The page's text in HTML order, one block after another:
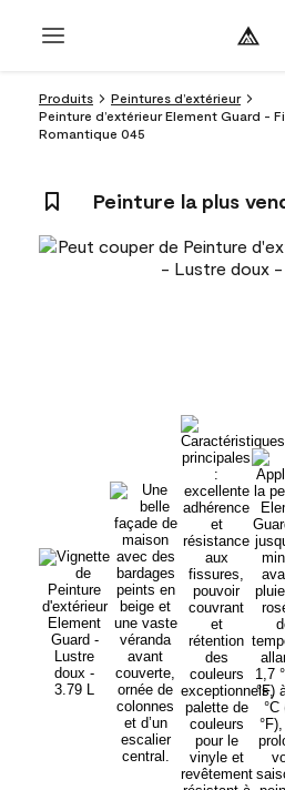
Produits
Peintures d’extérieur
Peinture d’extérieur Element Guard -
Romantique 045
Peinture la plus